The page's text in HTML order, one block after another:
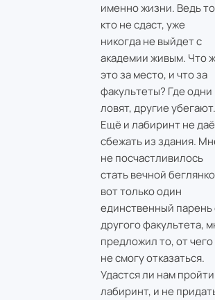
именно жизни. Ведь
кто не сдаст, уже
никогда не выйдет с
академии живым. Что
это за место, и что за
факультеты? Где одни
ловят, другие убегают.
Ещë и лабиринт не
сбежать из здания.
не посчастливилось
стать вечной
вот только один
единственный парень
другого факультета,
предложил то, от чего
не смогу отказаться.
Удастся ли нам пройти
лабиринт, и не